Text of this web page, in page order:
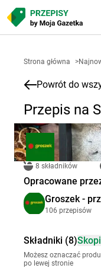
Strona główna >
Powrót do
Przepis na
8 składników
Opracowane
Groszek -
106 przepisów
Składniki (8)
Możesz oznaczać
po lewej stronie